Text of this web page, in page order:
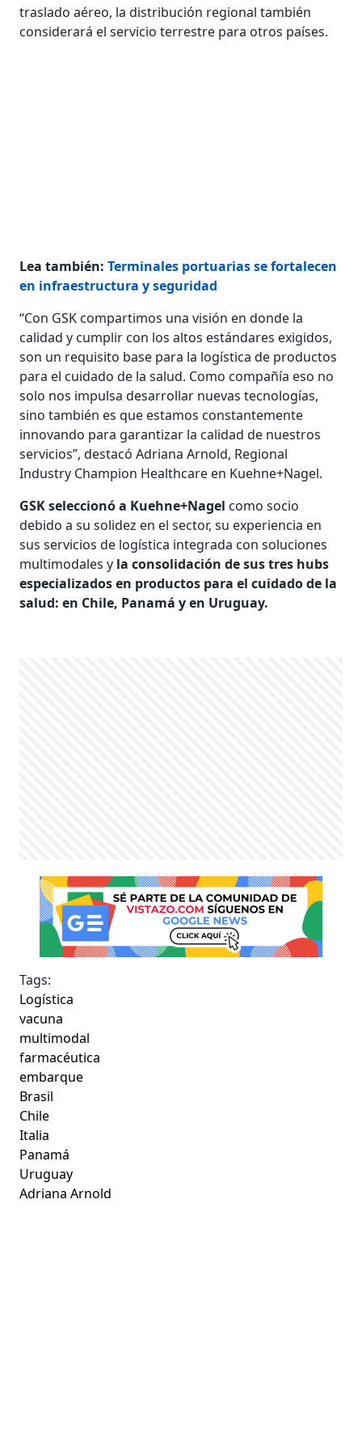
traslado aéreo, la distribución regional también
considerará el servicio terrestre para otros países.
Lea también: Terminales portuarias se fortalecen
en infraestructura y seguridad
“Con GSK compartimos una visión en donde la
calidad y cumplir con los altos estándares exigidos,
son un requisito base para la logística de productos
para el cuidado de la salud. Como compañía eso no
solo nos impulsa desarrollar nuevas tecnologías,
sino también es que estamos constantemente
innovando para garantizar la calidad de nuestros
servicios”, destacó Adriana Arnold, Regional
Industry Champion Healthcare en Kuehne+Nagel.
GSK seleccionó a Kuehne+Nagel como socio
debido a su solidez en el sector, su experiencia en
sus servicios de logística integrada con soluciones
multimodales y la consolidación de sus tres hubs
especializados en productos para el cuidado de la
salud: en Chile, Panamá y en Uruguay.
Tags:
Logística
vacuna
multimodal
farmacéutica
embarque
Brasil
Chile
Italia
Panamá
Uruguay
Adriana Arnold